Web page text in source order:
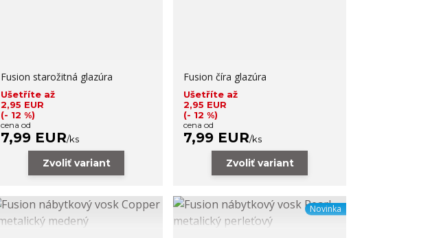
Fusion starožitná glazúra
Ušetříte až
2,95 EUR
(- 12 %)
cena od
7,99 EUR/ks
Zvoliť variant
Fusion číra glazúra
Ušetříte až
2,95 EUR
(- 12 %)
cena od
7,99 EUR/ks
Zvoliť variant
Novinka